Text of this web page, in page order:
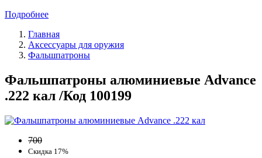
Подробнее
Главная
Аксессуары для оружия
Фальшпатроны
Фальшпатроны алюминиевые Advance
.222 кал /Код 100199
700
Скидка 17%